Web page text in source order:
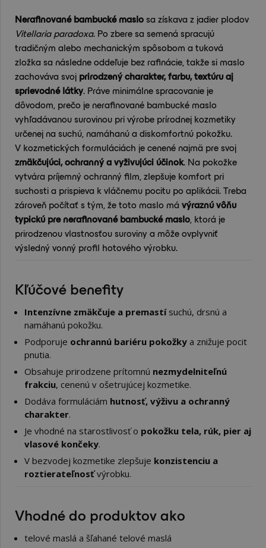
Nerafinované bambucké maslo sa získava z jadier plodov
Vitellaria paradoxa. Po zbere sa semená spracujú
tradičným alebo mechanickým spôsobom a tuková
zložka sa následne oddeľuje bez rafinácie, takže si maslo
zachováva svoj prirodzený charakter, farbu, textúru aj
sprievodné látky. Práve minimálne spracovanie je
dôvodom, prečo je nerafinované bambucké maslo
vyhľadávanou surovinou pri výrobe prírodnej kozmetiky
určenej na suchú, namáhanú a diskomfortnú pokožku.
V kozmetických formuláciách je cenené najmä pre svoj
zmäkčujúci, ochranný a vyživujúci účinok. Na pokožke
vytvára príjemný ochranný film, zlepšuje komfort pri
suchosti a prispieva k vláčnemu pocitu po aplikácii. Treba
zároveň počítať s tým, že toto maslo má výraznú vôňu
typickú pre nerafinované bambucké maslo , ktorá je
prirodzenou vlastnosťou suroviny a môže ovplyvniť
výsledný vonný profil hotového výrobku.
Kľúčové benefity
Intenzívne zmäkčuje a premastísuchú, drsnú a
namáhanú pokožku.
Podporuje ochrannú bariéru pokožky a znižuje pocit
pnutia.
Obsahuje prirodzene prítomnú nezmydelniteľnú
frakciu, cenenú v ošetrujúcej kozmetike.
Dodáva formuláciám hutnosť, výživu a ochranný
charakter.
Je vhodné na starostlivosť o pokožku tela, rúk, pier aj
vlasové končeky.
V bezvodej kozmetike zlepšuje konzistenciu a
roztierateľnosťvýrobku.
Vhodné do produktov ako
telové maslá a šľahané telové maslá